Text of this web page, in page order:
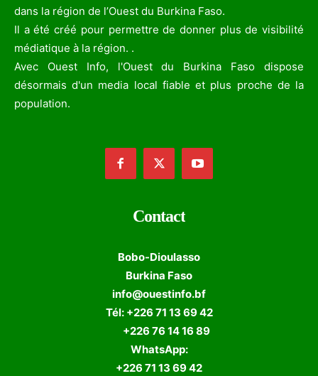
dans la région de l’Ouest du Burkina Faso.
Il a été créé pour permettre de donner plus de visibilité
médiatique à la région. .
Avec Ouest Info, l'Ouest du Burkina Faso dispose
désormais d'un media local fiable et plus proche de la
population.
Contact
Bobo-Dioulasso
Burkina Faso
info@ouestinfo.bf
Tél: +226 71 13 69 42
+226 76 14 16 89
WhatsApp:
+226 71 13 69 42